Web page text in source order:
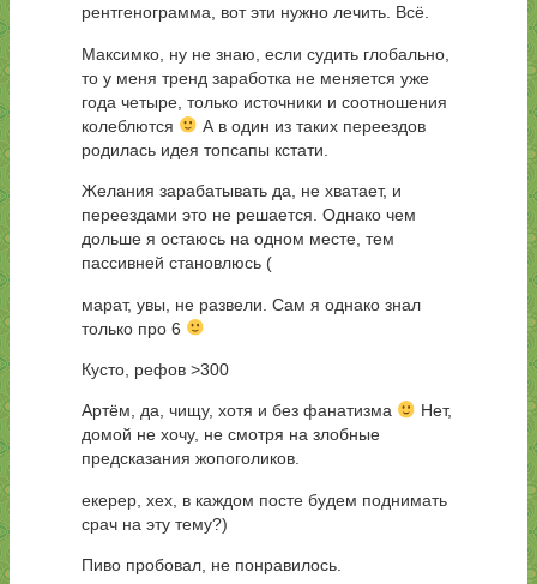
рентгенограмма, вот эти нужно лечить. Всё.
Максимко, ну не знаю, если судить глобально,
то у меня тренд заработка не меняется уже
года четыре, только источники и соотношения
колеблются
А в один из таких переездов
родилась идея топсапы кстати.
Желания зарабатывать да, не хватает, и
переездами это не решается. Однако чем
дольше я остаюсь на одном месте, тем
пассивней становлюсь (
марат, увы, не развели. Сам я однако знал
только про 6
Кусто, рефов >300
Артём, да, чищу, хотя и без фанатизма
Нет,
домой не хочу, не смотря на злобные
предсказания жопоголиков.
екерер, хех, в каждом посте будем поднимать
срач на эту тему?)
Пиво пробовал, не понравилось.